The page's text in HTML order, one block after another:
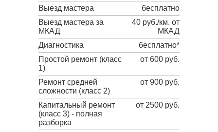
Выезд мастера
бесплатно
Выезд мастера за
МКАД
40 руб./км. от
МКАД
Диагностика
бесплатно*
Простой ремонт (класс
1)
от 600 руб.
Ремонт средней
сложности (класс 2)
от 900 руб.
Капитальный ремонт
(класс 3) - полная
разборка
от 2500 руб.